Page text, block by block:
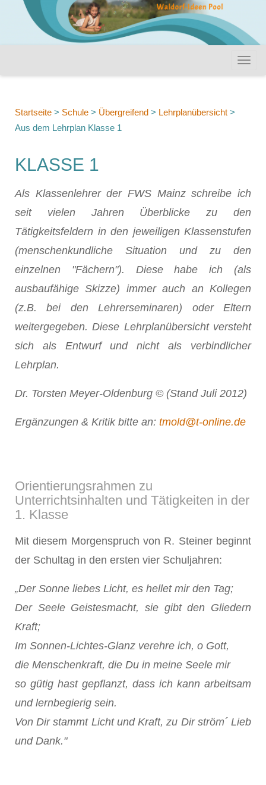
Startseite > Schule > Übergreifend > Lehrplanübersicht >
Aus dem Lehrplan Klasse 1
KLASSE 1
Als Klassenlehrer der FWS Mainz schreibe ich
seit vielen Jahren Überblicke zu den
Tätigkeitsfeldern in den jeweiligen Klassenstufen
(menschenkundliche Situation und zu den
einzelnen "Fächern"). Diese habe ich (als
ausbaufähige Skizze) immer auch an Kollegen
(z.B. bei den Lehrerseminaren) oder Eltern
weitergegeben. Diese Lehrplanübersicht versteht
sich als Entwurf und nicht als verbindlicher
Lehrplan.
Dr. Torsten Meyer-Oldenburg © (Stand Juli 2012)
Ergänzungen & Kritik bitte an: tmold@t-online.de
Orientierungsrahmen zu
Unterrichtsinhalten und Tätigkeiten in der
1. Klasse
Mit diesem Morgenspruch von R. Steiner beginnt
der Schultag in den ersten vier Schuljahren:
„Der Sonne liebes Licht, es hellet mir den Tag;
Der Seele Geistesmacht, sie gibt den Gliedern
Kraft;
Im Sonnen-Lichtes-Glanz verehre ich, o Gott,
die Menschenkraft, die Du in meine Seele mir
so gütig hast gepflanzt, dass ich kann arbeitsam
und lernbegierig sein.
Von Dir stammt Licht und Kraft, zu Dir ström´ Lieb
und Dank."